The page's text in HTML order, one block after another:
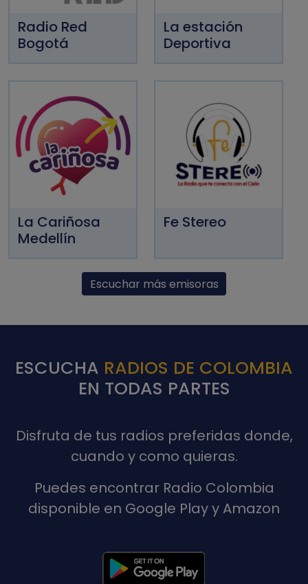
Radio Red
Bogotá
La estación
Deportiva
La Cariñosa
Medellín
Fe Stereo
Escuchar más emisoras
ESCUCHA RADIOS DE COLOMBIA
EN TODAS PARTES
Disfruta de tus radios preferidas donde,
cuando y como quieras.
Puedes encontrar Radio Colombia
disponible en Google Play y Amazon